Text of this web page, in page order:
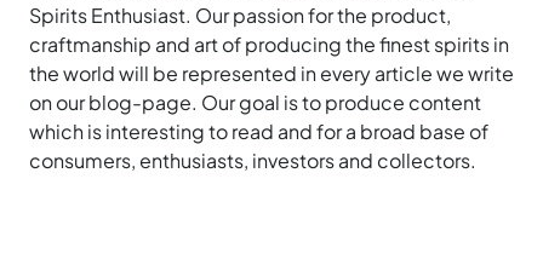
Spirits Enthusiast. Our passion for the product,
craftmanship and art of producing the finest spirits in
the world will be represented in every article we write
on our blog-page. Our goal is to produce content
which is interesting to read and for a broad base of
consumers, enthusiasts, investors and collectors.